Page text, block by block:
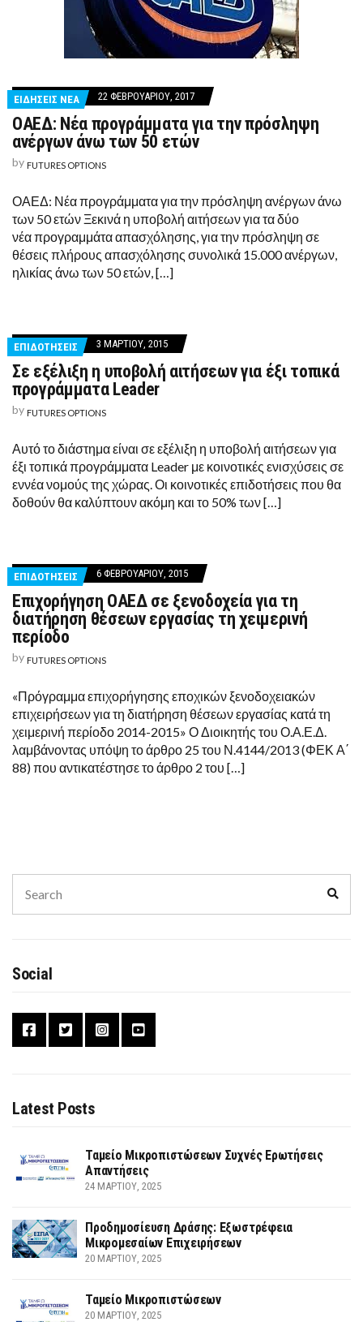
ΕΙΔΗΣΕΙΣ ΝΕΑ 22 ΦΕΒΡΟΥΑΡΊΟΥ, 2017
ΟΑΕΔ: Νέα προγράμματα για την πρόσληψη
ανέργων άνω των 50 ετών
by FUTURES OPTIONS
ΟΑΕΔ: Νέα προγράμματα για την πρόσληψη ανέργων άνω
των 50 ετών Ξεκινά η υποβολή αιτήσεων για τα δύο
νέα προγραμμάτα απασχόλησης, για την πρόσληψη σε
θέσεις πλήρους απασχόλησης συνολικά 15.000 ανέργων,
ηλικίας άνω των 50 ετών, […]
ΕΠΙΔΟΤΗΣΕΙΣ 3 ΜΑΡΤΊΟΥ, 2015
Σε εξέλιξη η υποβολή αιτήσεων για έξι τοπικά
προγράμματα Leader
by FUTURES OPTIONS
Αυτό το διάστημα είναι σε εξέλιξη η υποβολή αιτήσεων για
έξι τοπικά προγράμματα Leader με κοινοτικές ενισχύσεις σε
εννέα νομούς της χώρας. Οι κοινοτικές επιδοτήσεις που θα
δοθούν θα καλύπτουν ακόμη και το 50% των […]
ΕΠΙΔΟΤΗΣΕΙΣ 6 ΦΕΒΡΟΥΑΡΊΟΥ, 2015
Επιχορήγηση ΟΑΕΔ σε ξενοδοχεία για τη
διατήρηση θέσεων εργασίας τη χειμερινή
περίοδο
by FUTURES OPTIONS
«Πρόγραμμα επιχορήγησης εποχικών ξενοδοχειακών
επιχειρήσεων για τη διατήρηση θέσεων εργασίας κατά τη
χειμερινή περίοδο 2014-2015» Ο Διοικητής του Ο.Α.Ε.Δ.
λαμβάνοντας υπόψη το άρθρο 25 του Ν.4144/2013 (ΦΕΚ Α΄
88) που αντικατέστησε το άρθρο 2 του […]
for:
Social
Latest Posts
Ταμείο Μικροπιστώσεων Συχνές Ερωτήσεις
Απαντήσεις
24 ΜΑΡΤΊΟΥ, 2025
Προδημοσίευση Δράσης: Εξωστρέφεια
Μικρομεσαίων Επιχειρήσεων
20 ΜΑΡΤΊΟΥ, 2025
Ταμείο Μικροπιστώσεων
20 ΜΑΡΤΊΟΥ, 2025